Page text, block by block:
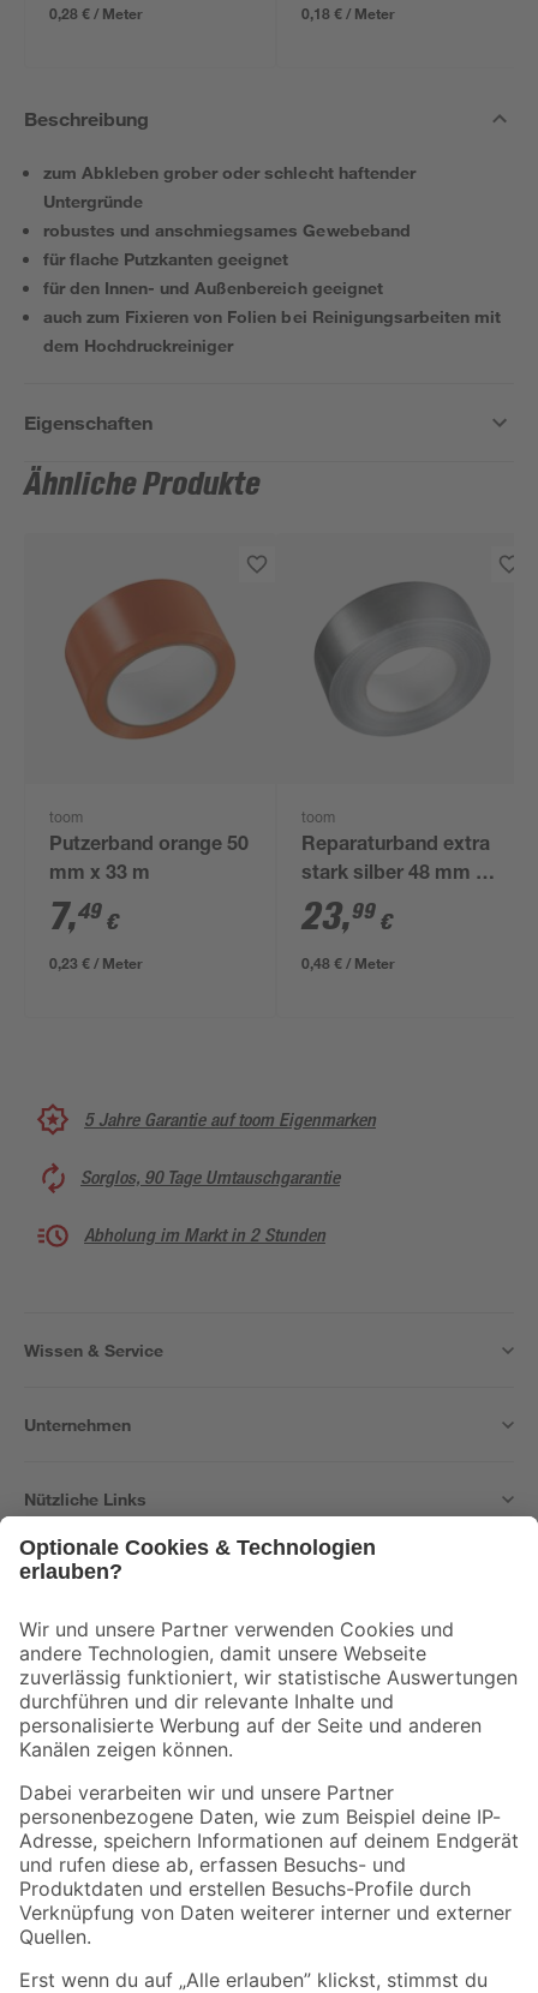
0,28 € / Meter 0,18 € / Meter
Beschreibung
zum Abkleben grober oder schlecht haftender
Untergründe
robustes und anschmiegsames Gewebeband
für flache Putzkanten geeignet
für den Innen- und Außenbereich geeignet
auch zum Fixieren von Folien bei Reinigungsarbeiten mit
dem Hochdruckreiniger
Eigenschaften
Ähnliche Produkte
toom
Putzerband orange 50
mm x 33 m
7,49 €
0,23 € / Meter
toom
Reparaturband extra
stark silber 48 mm x
50 m
23,99 €
0,48 € / Meter
5 Jahre Garantie auf toom Eigenmarken
Sorglos, 90 Tage Umtauschgarantie
Abholung im Markt in 2 Stunden
Wissen & Service
Unternehmen
Nützliche Links
Der toom Newsletter: Keine Angebote und Aktionen mehr verpassen!
Zur Newsletter Anmeldung
Folge uns
Zahlungsarten Versandarten
Sicher einkaufen